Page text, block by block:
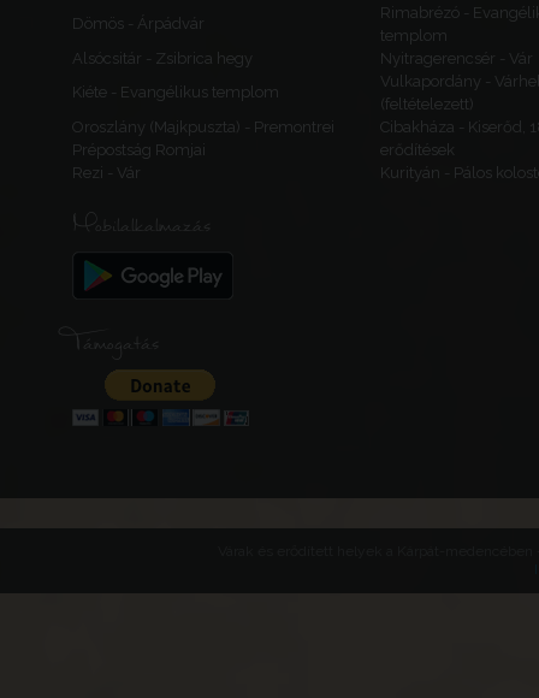
Dömös - Árpádvár
Rimabrézó -
templom
Alsócsitár - Zsibrica hegy
Nyitragerencsér - Vár
Kiéte - Evangélikus templom
Vulkapordány -
(feltételezett)
Oroszlány (Majkpuszta) - Premontrei
Prépostság Romjai
Cibakháza - Kiserőd,
erődítések
Rezi - Vár
Kurityán - Pálos
Mobilalkalmazás
Támogatás